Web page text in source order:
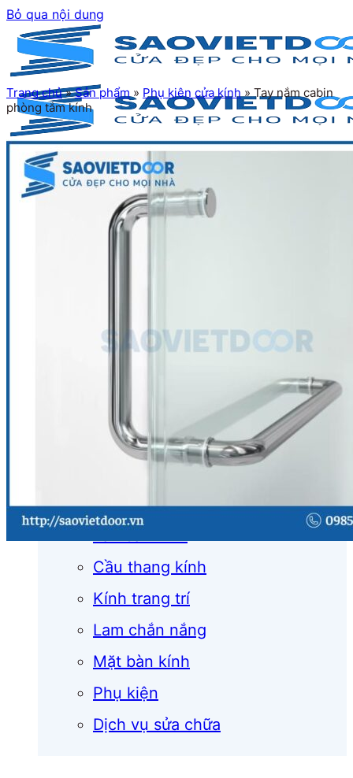
Bỏ qua nội dung
Trang chủ
Cửa cuốn
Cửa kính
Cửa nhôm
Mái kính
Cầu thang kính
Kính trang trí
Lam chắn nắng
Mặt bàn kính
Phụ kiện
Dịch vụ sửa chữa
Trang chủ»Sản phẩm» Phụ kiện cửa kính»Tay nắm cabin
phòng tắm kính